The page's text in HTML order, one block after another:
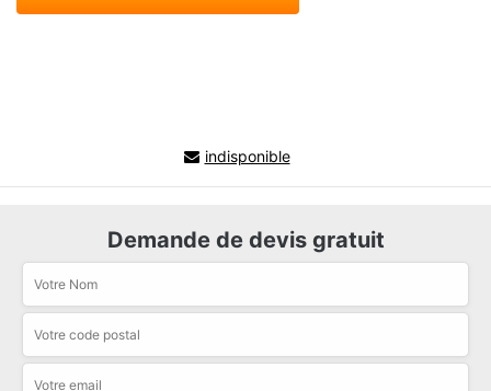
indisponible
Demande de devis gratuit